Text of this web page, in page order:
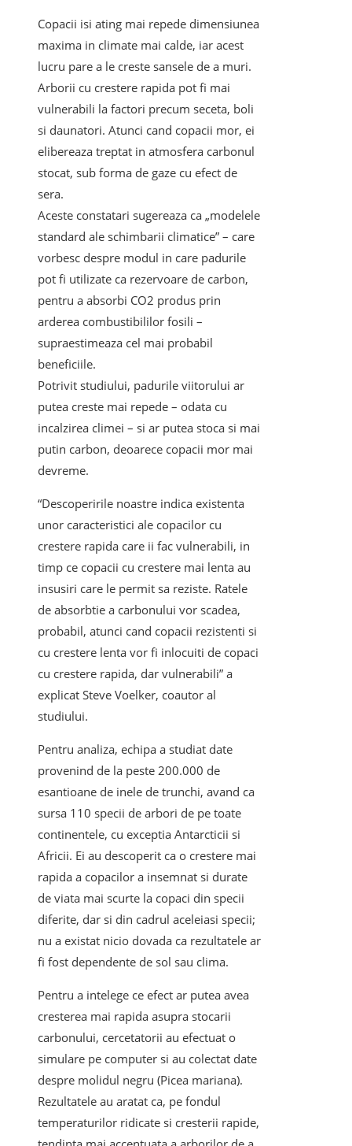
Copacii isi ating mai repede dimensiunea
maxima in climate mai calde, iar acest
lucru pare a le creste sansele de a muri.
Arborii cu crestere rapida pot fi mai
vulnerabili la factori precum seceta, boli
si daunatori. Atunci cand copacii mor, ei
elibereaza treptat in atmosfera carbonul
stocat, sub forma de gaze cu efect de
sera.
Aceste constatari sugereaza ca „modelele
standard ale schimbarii climatice” – care
vorbesc despre modul in care padurile
pot fi utilizate ca rezervoare de carbon,
pentru a absorbi CO2 produs prin
arderea combustibililor fosili –
supraestimeaza cel mai probabil
beneficiile.
Potrivit studiului, padurile viitorului ar
putea creste mai repede – odata cu
incalzirea climei – si ar putea stoca si mai
putin carbon, deoarece copacii mor mai
devreme.
“Descoperirile noastre indica existenta
unor caracteristici ale copacilor cu
crestere rapida care ii fac vulnerabili, in
timp ce copacii cu crestere mai lenta au
insusiri care le permit sa reziste. Ratele
de absorbtie a carbonului vor scadea,
probabil, atunci cand copacii rezistenti si
cu crestere lenta vor fi inlocuiti de copaci
cu crestere rapida, dar vulnerabili” a
explicat Steve Voelker, coautor al
studiului.
Pentru analiza, echipa a studiat date
provenind de la peste 200.000 de
esantioane de inele de trunchi, avand ca
sursa 110 specii de arbori de pe toate
continentele, cu exceptia Antarcticii si
Africii. Ei au descoperit ca o crestere mai
rapida a copacilor a insemnat si durate
de viata mai scurte la copaci din specii
diferite, dar si din cadrul aceleiasi specii;
nu a existat nicio dovada ca rezultatele ar
fi fost dependente de sol sau clima.
Pentru a intelege ce efect ar putea avea
cresterea mai rapida asupra stocarii
carbonului, cercetatorii au efectuat o
simulare pe computer si au colectat date
despre molidul negru (Picea mariana).
Rezultatele au aratat ca, pe fondul
temperaturilor ridicate si cresterii rapide,